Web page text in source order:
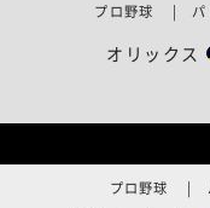
オリックス
プロ野球 | パ
プロ野球 |